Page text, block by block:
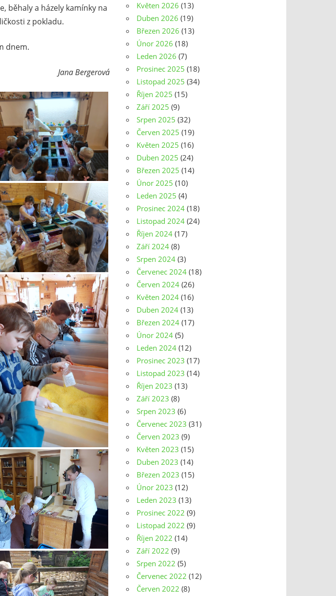
běhaly a házely kamínky na
z pokladu.
dnem.
Jana Bergerová
Květen 2026 (13)
Duben 2026 (19)
Březen 2026 (13)
Únor 2026 (18)
Leden 2026 (7)
Prosinec 2025 (18)
Listopad 2025 (34)
Říjen 2025 (15)
Září 2025 (9)
Srpen 2025 (32)
Červen 2025 (19)
Květen 2025 (16)
Duben 2025 (24)
Březen 2025 (14)
Únor 2025 (10)
Leden 2025 (4)
Prosinec 2024 (18)
Listopad 2024 (24)
Říjen 2024 (17)
Září 2024 (8)
Srpen 2024 (3)
Červenec 2024 (18)
Červen 2024 (26)
Květen 2024 (16)
Duben 2024 (13)
Březen 2024 (17)
Únor 2024 (5)
Leden 2024 (12)
Prosinec 2023 (17)
Listopad 2023 (14)
Říjen 2023 (13)
Září 2023 (8)
Srpen 2023 (6)
Červenec 2023 (31)
Červen 2023 (9)
Květen 2023 (15)
Duben 2023 (14)
Březen 2023 (15)
Únor 2023 (12)
Leden 2023 (13)
Prosinec 2022 (9)
Listopad 2022 (9)
Říjen 2022 (14)
Září 2022 (9)
Srpen 2022 (5)
Červenec 2022 (12)
Červen 2022 (8)